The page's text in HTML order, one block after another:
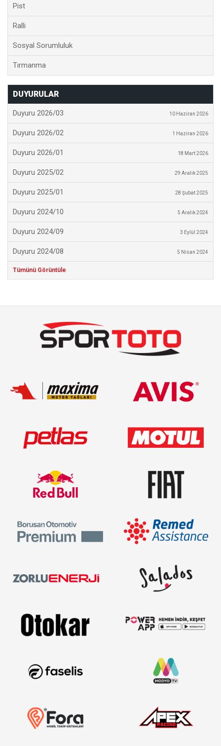
Pist
Ralli
Sosyal Sorumluluk
Tırmanma
DUYURULAR
Duyuru 2026/03 10 Haziran 2026
Duyuru 2026/02 1 Haziran 2026
Duyuru 2026/01 18 Mart 2026
Duyuru 2025/02 29 Aralık 2025
Duyuru 2025/01 28 Şubat 2025
Duyuru 2024/10 5 Aralık 2024
Duyuru 2024/09 3 Eylül 2024
Duyuru 2024/08 5 Nisan 2024
Tümünü Görüntüle